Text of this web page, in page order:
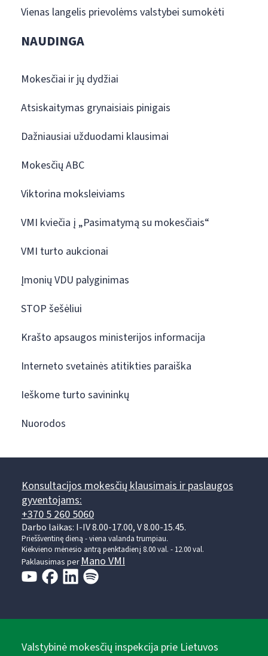
Vienas langelis prievolėms valstybei sumokėti
NAUDINGA
Mokesčiai ir jų dydžiai
Atsiskaitymas grynaisiais pinigais
Dažniausiai užduodami klausimai
Mokesčių ABC
Viktorina moksleiviams
VMI kviečia į „Pasimatymą su mokesčiais“
VMI turto aukcionai
Įmonių VDU palyginimas
STOP šešėliui
Krašto apsaugos ministerijos informacija
Interneto svetainės atitikties paraiška
Ieškome turto savininkų
Nuorodos
Konsultacijos mokesčių klausimais ir paslaugos
gyventojams:
+370 5 260 5060
Darbo laikas: I-IV 8.00-17.00, V 8.00-15.45.
Prieššventinę dieną - viena valanda trumpiau.
Kiekvieno mėnesio antrą penktadienį 8.00 val. - 12.00 val.
Paklausimas perMano VMI
Valstybinė mokesčių inspekcija prie Lietuvos